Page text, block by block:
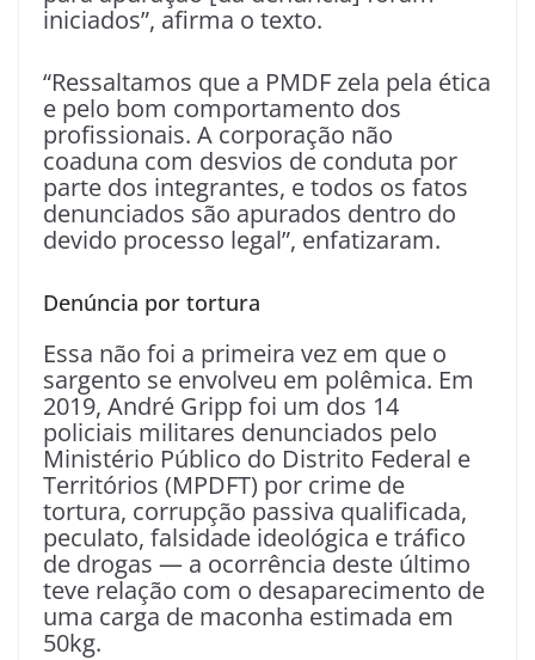
iniciados”, afirma o texto.
“Ressaltamos que a PMDF zela pela ética
e pelo bom comportamento dos
profissionais. A corporação não
coaduna com desvios de conduta por
parte dos integrantes, e todos os fatos
denunciados são apurados dentro do
devido processo legal”, enfatizaram.
Denúncia por tortura
Essa não foi a primeira vez em que o
sargento se envolveu em polêmica. Em
2019, André Gripp foi um dos 14
policiais militares denunciados pelo
Ministério Público do Distrito Federal e
Territórios (MPDFT) por crime de
tortura, corrupção passiva qualificada,
peculato, falsidade ideológica e tráfico
de drogas — a ocorrência deste último
teve relação com o desaparecimento de
uma carga de maconha estimada em
50kg.